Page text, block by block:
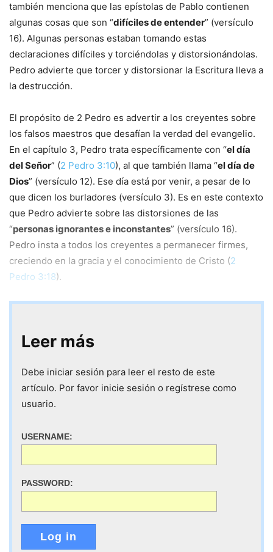
también menciona que las epístolas de Pablo contienen
algunas cosas que son “difíciles de entender” (versículo
16). Algunas personas estaban tomando estas
declaraciones difíciles y torciéndolas y distorsionándolas.
Pedro advierte que torcer y distorsionar la Escritura lleva a
la destrucción.
El propósito de 2 Pedro es advertir a los creyentes sobre
los falsos maestros que desafían la verdad del evangelio.
En el capítulo 3, Pedro trata específicamente con “el día
del Señor” (2 Pedro 3:10), al que también llama “el día de
Dios” (versículo 12). Ese día está por venir, a pesar de lo
que dicen los burladores (versículo 3). Es en este contexto
que Pedro advierte sobre las distorsiones de las
“personas ignorantes e inconstantes” (versículo 16).
Pedro insta a todos los creyentes a permanecer firmes,
creciendo en la gracia y el conocimiento de Cristo (2
Pedro 3:18).
Leer más
Debe iniciar sesión para leer el resto de este
artículo. Por favor inicie sesión o regístrese como
usuario.
USERNAME:
PASSWORD:
Log in